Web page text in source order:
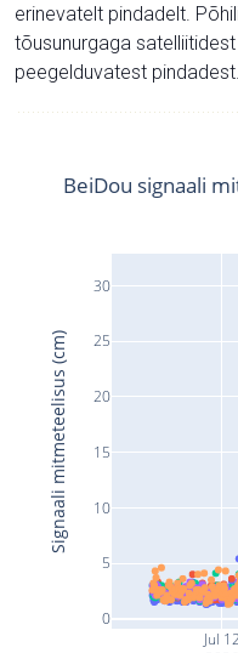
erinevatelt pindadelt.
tõusunurgaga
peegelduvatest pindadest.
Jul 12
0
5
10
15
20
25
30
BeiDou signaali
Signaali mitmeteelisus (cm)